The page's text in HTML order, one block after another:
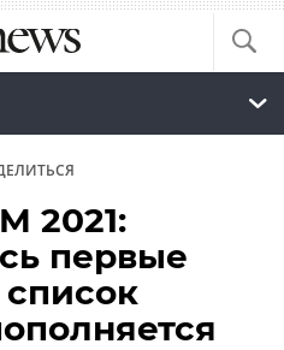
2021:
первые